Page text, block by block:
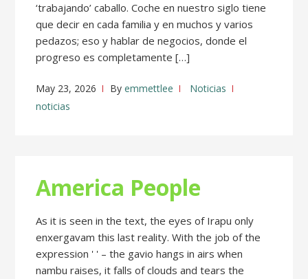
‘trabajando’ caballo. Coche en nuestro siglo tiene
que decir en cada familia y en muchos y varios
pedazos; eso y hablar de negocios, donde el
progreso es completamente […]
May 23, 2026 Byemmettlee
Noticias
noticias
America People
As it is seen in the text, the eyes of Irapu only
enxergavam this last reality. With the job of the
expression ' ' – the gavio hangs in airs when
nambu raises, it falls of clouds and tears the